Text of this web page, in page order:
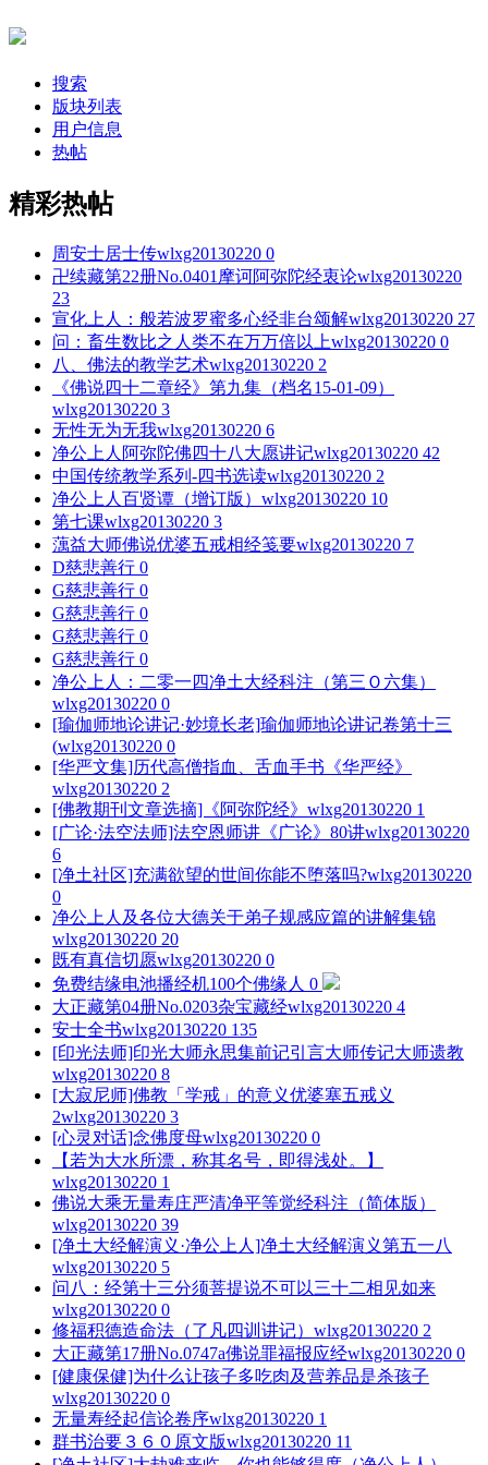
搜索
版块列表
用户信息
热帖
精彩热帖
周安士居士传wlxg20130220 0
卍续藏第22册No.0401摩诃阿弥陀经衷论wlxg20130220
23
宣化上人：般若波罗蜜多心经非台颂解wlxg20130220 27
问：畜生数比之人类不在万万倍以上wlxg20130220 0
八、佛法的教学艺术wlxg20130220 2
《佛说四十二章经》第九集（档名15-01-09）
wlxg20130220 3
无性无为无我wlxg20130220 6
净公上人阿弥陀佛四十八大愿讲记wlxg20130220 42
中国传统教学系列-四书选读wlxg20130220 2
净公上人百贤谭（增订版） wlxg20130220 10
第七课wlxg20130220 3
蕅益大师佛说优婆五戒相经笺要wlxg20130220 7
D慈悲善行 0
G慈悲善行 0
G慈悲善行 0
G慈悲善行 0
G慈悲善行 0
净公上人：二零一四净土大经科注（第三Ｏ六集）
wlxg20130220 0
[瑜伽师地论讲记·妙境长老]瑜伽师地论讲记卷第十三
(wlxg20130220 0
[华严文集]历代高僧指血、舌血手书《华严经》
wlxg20130220 2
[佛教期刊文章选摘]《阿弥陀经》 wlxg20130220 1
[广论·法空法师]法空恩师讲《广论》80讲wlxg20130220
6
[净土社区]充满欲望的世间你能不堕落吗?wlxg20130220
0
净公上人及各位大德关于弟子规感应篇的讲解集锦
wlxg20130220 20
既有真信切愿wlxg20130220 0
免费结缘电池播经机100个佛缘人 0
大正藏第04册No.0203杂宝藏经wlxg20130220 4
安士全书wlxg20130220 135
[印光法师]印光大师永思集前记引言大师传记大师遗教
wlxg20130220 8
[大寂尼师]佛教「学戒」的意义优婆塞五戒义
2wlxg20130220 3
[心灵对话]念佛度母wlxg20130220 0
【若为大水所漂，称其名号，即得浅处。】
wlxg20130220 1
佛说大乘无量寿庄严清净平等觉经科注（简体版）
wlxg20130220 39
[净土大经解演义·净公上人]净土大经解演义第五一八
wlxg20130220 5
问八：经第十三分须菩提说不可以三十二相见如来
wlxg20130220 0
修福积德造命法（了凡四训讲记） wlxg20130220 2
大正藏第17册No.0747a佛说罪福报应经wlxg20130220 0
[健康保健]为什么让孩子多吃肉及营养品是杀孩子
wlxg20130220 0
无量寿经起信论卷序wlxg20130220 1
群书治要３６０原文版wlxg20130220 11